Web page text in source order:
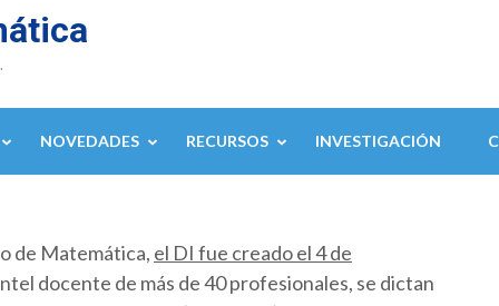
NOVEDADES RECURSOS INVESTIGACIÓN
de Matemática, el DI fue creado el 4 de
docente de más de 40 profesionales, se dictan